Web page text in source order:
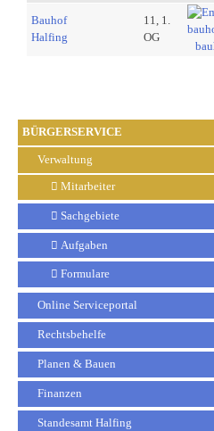
BÜRGERSERVICE
Verwaltung
Mitarbeiter
Sachgebiete
Aufgaben
Formulare
Online Serviceportal
Rechtsbehelfe
Planen & Bauen
Finanzen
Standesamt Halfing
Bauhof
Halfing
11, 1.
OG